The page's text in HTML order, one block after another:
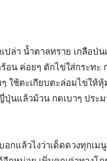
ปล่า น้ำตาลทราย เกลือป่
น ค่อยๆ ตักไข่ใส่กระทะ
ใช้ตะเกียบตะล่อมไข่ให้
ปุ่นแล้วม้วน กดเบาๆ ปร
อกแล้วไงว่าเด็ดดวงทุกเ